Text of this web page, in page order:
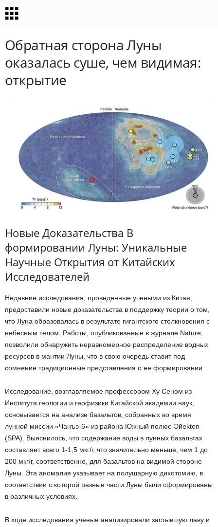
Обратная сторона Луны
оказалась суше, чем видимая:
открытие
Новые Доказательства В
формировании Луны: Уникальные
Научные Открытия от Китайских
Исследователей
Недавние исследования, проведенные учеными из Китая,
предоставили новые доказательства в поддержку теории о том,
что Луна образовалась в результате гигантского столкновения с
небесным телом. Работы, опубликованные в журнале Nature,
позволили обнаружить неравномерное распределение водных
ресурсов в мантии Луны, что в свою очередь ставит под
сомнение традиционные представления о ее формировании.
Исследование, возглавляемое профессором Ху Сеном из
Института геологии и геофизики Китайской академии наук,
основывается на анализе базальтов, собранных во время
лунной миссии «Чанъэ-6» из района Южный полюс-Эйekten
(SPA). Выяснилось, что содержание воды в лунных базальтах
составляет всего 1-1,5 мкг/г, что значительно меньше, чем 1 до
200 мкг/г, соответственно, для базальтов на видимой стороне
Луны. Эта аномалия указывает на полушарную дихотомию, в
соответствии с которой разные части Луны были сформированы
в различных условиях.
В ходе исследования ученые анализировали застывшую лаву и